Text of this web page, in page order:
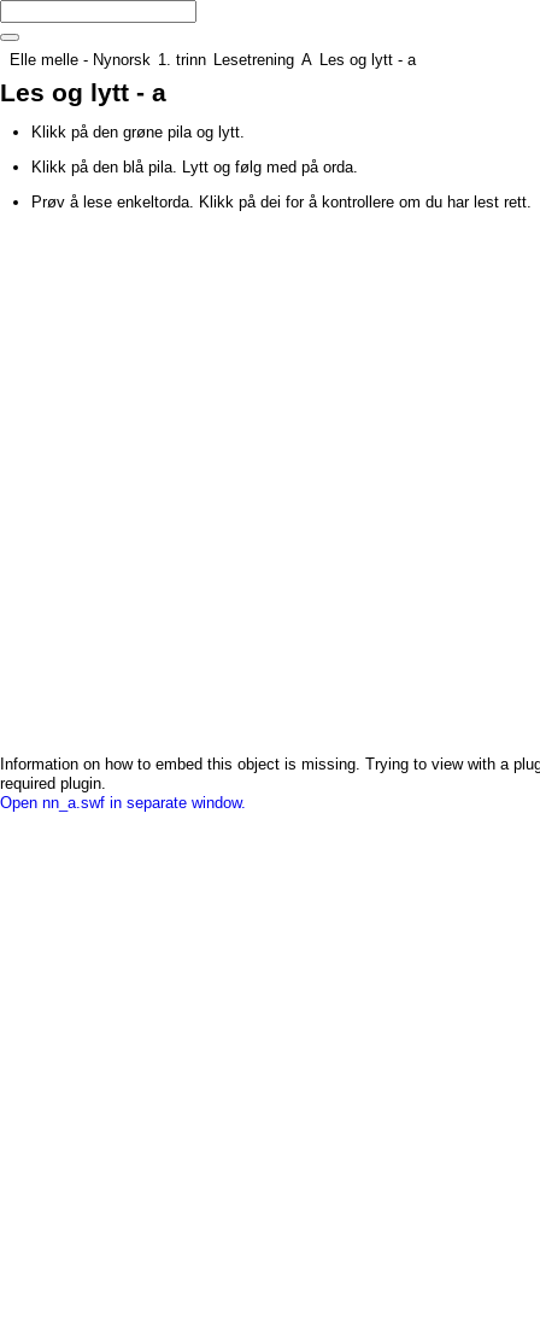
Elle melle - Nynorsk 1. trinn Lesetrening A Les og lytt - a
Les og lytt - a
Klikk på den grøne pila og lytt.
Klikk på den blå pila. Lytt og følg med på orda.
Prøv å lese enkeltorda. Klikk på dei for å kontrollere om du har lest rett.
Information on how to embed this object is missing. Trying to view with a
required plugin.
Open nn_a.swf in separate window.